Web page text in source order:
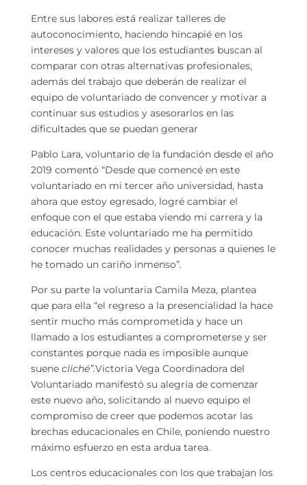
Entre sus labores está realizar talleres de
autoconocimiento, haciendo hincapié en los
intereses y valores que los estudiantes buscan al
comparar con otras alternativas profesionales,
además del trabajo que deberán de realizar el
equipo de voluntariado de convencer y motivar a
continuar sus estudios y asesorarlos en las
dificultades que se puedan generar
Pablo Lara, voluntario de la fundación desde el año
2019 comentó “Desde que comencé en este
voluntariado en mi tercer año universidad, hasta
ahora que estoy egresado, logré cambiar el
enfoque con el que estaba viendo mi carrera y la
educación. Este voluntariado me ha permitido
conocer muchas realidades y personas a quienes le
he tomado un cariño inmenso”.
Por su parte la voluntaria Camila Meza, plantea
que para ella “el regreso a la presencialidad la hace
sentir mucho más comprometida y hace un
llamado a los estudiantes a comprometerse y ser
constantes porque nada es imposible aunque
suene cliché”.Victoria Vega Coordinadora del
Voluntariado manifestó su alegría de comenzar
este nuevo año, solicitando al nuevo equipo el
compromiso de creer que podemos acotar las
brechas educacionales en Chile, poniendo nuestro
máximo esfuerzo en esta ardua tarea.
Los centros educacionales con los que trabajan los